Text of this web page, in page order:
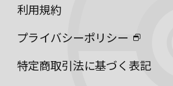
利用規約
プライバシーポリシー
特定商取引法に基づく表記